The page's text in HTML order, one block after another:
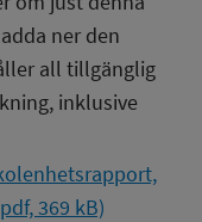
ner den
all tillgänglig
inklusive
369 kB)